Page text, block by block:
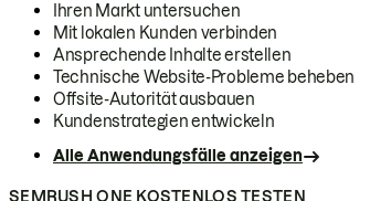
Ihren Markt untersuchen
Mit lokalen Kunden verbinden
Ansprechende Inhalte erstellen
Technische Website-Probleme beheben
Offsite-Autorität ausbauen
Kundenstrategien entwickeln
Alle Anwendungsfälle anzeigen
SEMRUSH ONE KOSTENLOS TESTEN